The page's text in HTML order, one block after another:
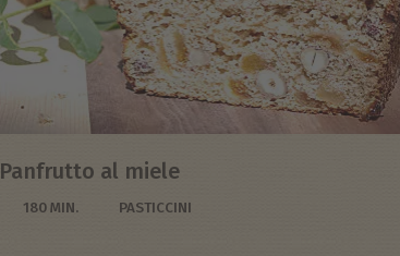
Panfrutto al miele
180 MIN. PASTICCINI